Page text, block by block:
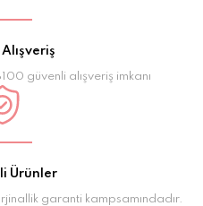
güvenli alışveriş imkanı
Ürünler
garanti kampsamındadır.